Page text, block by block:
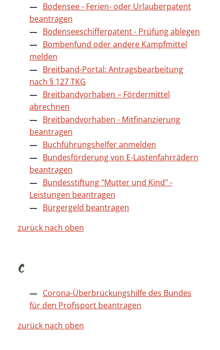
Bodensee - Ferien- oder Urlauberpatent
beantragen
Bodenseeschifferpatent - Prüfung ablegen
Bombenfund oder andere Kampfmittel
melden
Breitband-Portal: Antragsbearbeitung
nach § 127 TKG
Breitbandvorhaben – Fördermittel
abrechnen
Breitbandvorhaben - Mitfinanzierung
beantragen
Buchführungshelfer anmelden
Bundesförderung von E-Lastenfahrrädern
beantragen
Bundesstiftung "Mutter und Kind" -
Leistungen beantragen
Bürgergeld beantragen
zurück nach oben
C
Corona-Überbrückungshilfe des Bundes
für den Profisport beantragen
zurück nach oben